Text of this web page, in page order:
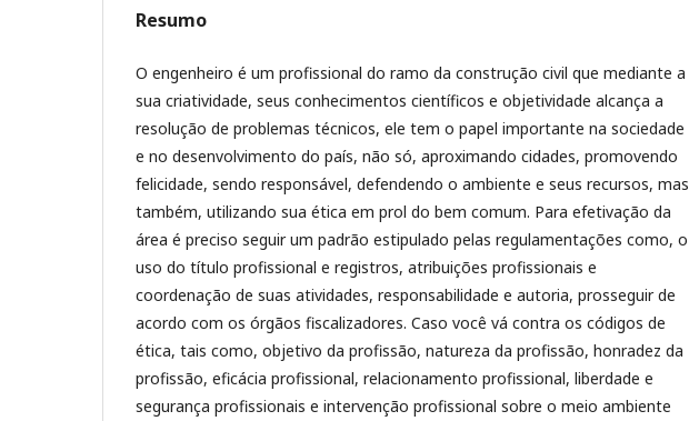
Resumo
O engenheiro é um profissional do ramo da construção civil que mediante a
sua criatividade, seus conhecimentos científicos e objetividade alcança a
resolução de problemas técnicos, ele tem o papel importante na sociedade
e no desenvolvimento do país, não só, aproximando cidades, promovendo
felicidade, sendo responsável, defendendo o ambiente e seus recursos, mas
também, utilizando sua ética em prol do bem comum. Para efetivação da
área é preciso seguir um padrão estipulado pelas regulamentações como, o
uso do título profissional e registros, atribuições profissionais e
coordenação de suas atividades, responsabilidade e autoria, prosseguir de
acordo com os órgãos fiscalizadores. Caso você vá contra os códigos de
ética, tais como, objetivo da profissão, natureza da profissão, honradez da
profissão, eficácia profissional, relacionamento profissional, liberdade e
segurança profissionais e intervenção profissional sobre o meio ambiente